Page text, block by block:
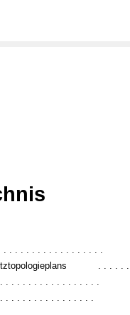
. . . . . . . . . . . . . . . . . .
. . . . . . . . . . . . . . . . .
. . . . . . . . . . . . . . . . .